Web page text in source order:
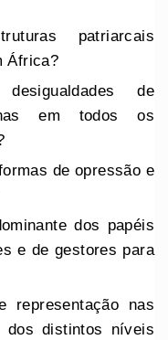
patriarcais
África?
de
em todos os
de opressão e
dos papéis
e de gestores para
representação nas
dos distintos níveis